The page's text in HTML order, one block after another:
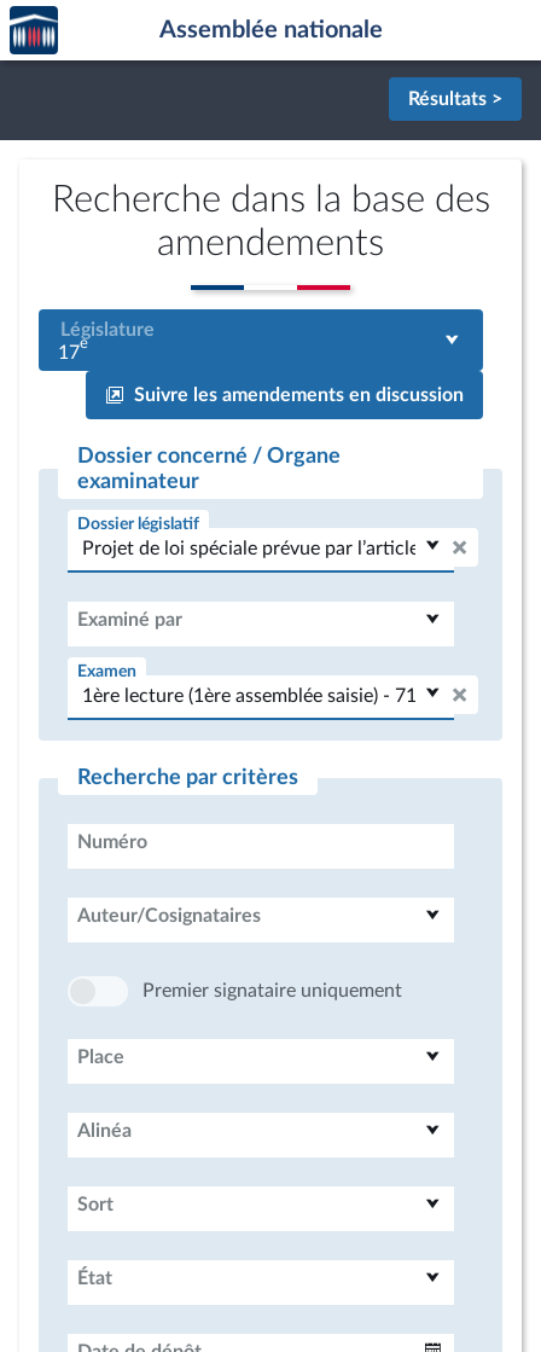
Aller au contenu
Aller en bas de la page
Accèder
à la
page
Assemblée nationale
Résultats >
Recherche dans la base des
amendements
Législature
17e
Suivre les amendements en discussion
Dossier concerné / Organe
examinateur
Dossier législatif
Examiné par
Examen
Recherche par critères
Numéro
Auteur/Cosignataires
Premier signataire uniquement
Place
Alinéa
Sort
État